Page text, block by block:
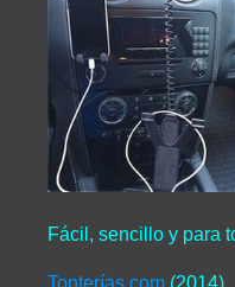
Fácil, sencillo y para
Tonterías.com (2014).